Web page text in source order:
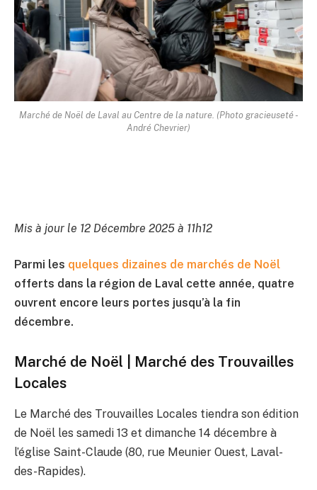
Marché de Noël de Laval au Centre de la nature. (Photo gracieuseté -
André Chevrier)
Mis à jour le 12 Décembre 2025 à 11h12
Parmi les quelques dizaines de marchés de Noël
offerts dans la région de Laval cette année, quatre
ouvrent encore leurs portes jusqu’à la fin
décembre.
Marché de Noël | Marché des Trouvailles
Locales
Le Marché des Trouvailles Locales tiendra son édition
de Noël les samedi 13 et dimanche 14 décembre à
l’église Saint-Claude (80, rue Meunier Ouest, Laval-
des-Rapides).